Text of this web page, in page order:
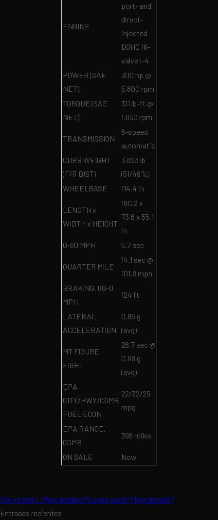
ENGINE
port- and
direct-
injected
DOHC 16-
valve I-4
POWER (SAE
NET)
300 hp @
5,800 rpm
TORQUE (SAE
NET)
311 lb-ft @
1,650 rpm
TRANSMISSION
8-speed
automatic
CURB WEIGHT
(F/R DIST)
3,823 lb
(51/49%)
WHEELBASE
114.4 in
LENGTH x
WIDTH x HEIGHT
190.2 x
73.6 x 55.1
in
0-60 MPH
5.7 sec
QUARTER MILE
14.1 sec @
101.8 mph
BRAKING, 60-0
MPH
124 ft
LATERAL
ACCELERATION
0.85 g
(avg)
MT FIGURE
EIGHT
26.7 sec @
0.68 g
(avg)
EPA
CITY/HWY/COMB
FUEL ECON
22/32/25
mpg
EPA RANGE,
COMB
398 miles
ON SALE Now
¡Se ve bien! ¿Más detalles?Looks good! More details?
Entradas recientes